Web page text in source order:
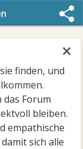
×
finden, und
Forum
bleiben.
empathische
sich alle